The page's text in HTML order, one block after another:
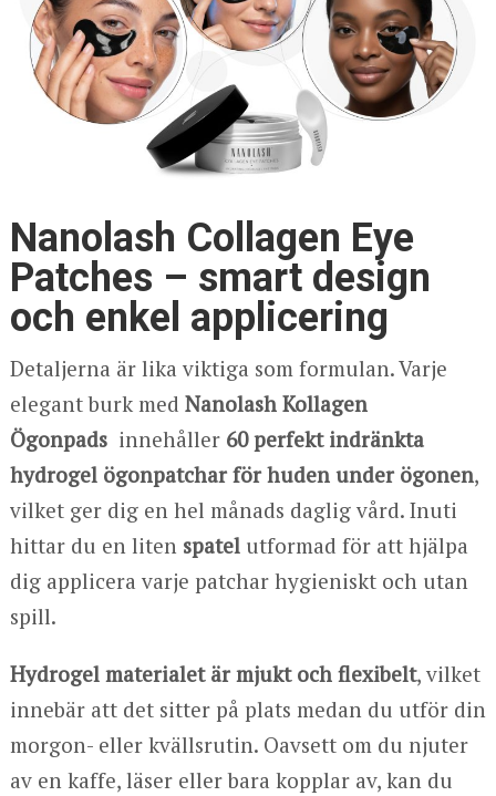
Nanolash Collagen Eye
Patches – smart design
och enkel applicering
Detaljerna är lika viktiga som formulan. Varje
elegant burk med Nanolash Kollagen
Ögonpads innehåller 60 perfekt indränkta
hydrogel ögonpatchar för huden under ögonen,
vilket ger dig en hel månads daglig vård. Inuti
hittar du en liten spatelutformad för att hjälpa
dig applicera varje patchar hygieniskt och utan
spill.
Hydrogel materialet är mjukt och flexibelt, vilket
innebär att det sitter på plats medan du utför din
morgon- eller kvällsrutin. Oavsett om du njuter
av en kaffe, läser eller bara kopplar av, kan du